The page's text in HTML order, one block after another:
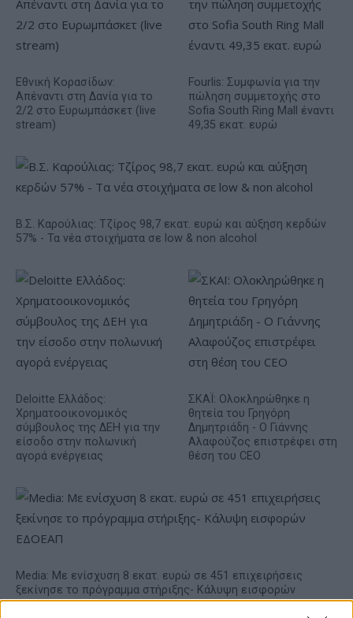
Εθνική Κορασίδων:
Απέναντι στη Δανία για το
2/2 στο Ευρωμπάσκετ (live
stream)
Fourlis: Συμφωνία για την
πώληση συμμετοχής στο
Sofia South Ring Mall έναντι
49,35 εκατ. ευρώ
Β.Σ. Καρούλιας: Τζίρος 98,7 εκατ. ευρώ και αύξηση κερδών
57% - Τα νέα στοιχήματα σε low & non alcohol
Deloitte Ελλάδος:
Χρηματοοικονομικός
σύμβουλος της ΔΕΗ για την
είσοδο στην πολωνική
αγορά ενέργειας
ΣΚΑΪ: Ολοκληρώθηκε η
θητεία του Γρηγόρη
Δημητριάδη - Ο Γιάννης
Αλαφούζος επιστρέφει στη
θέση του CEO
Media: Με ενίσχυση 8 εκατ. ευρώ σε 451 επιχειρήσεις
ξεκίνησε το πρόγραμμα στήριξης- Κάλυψη εισφορών
ΕΔΟΕΑΠ